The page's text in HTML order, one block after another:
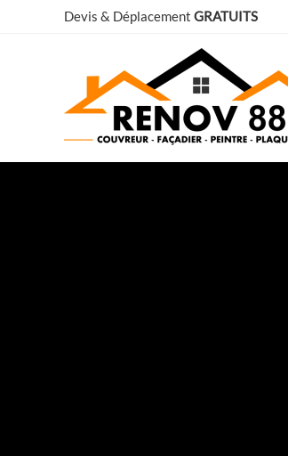
Devis & Déplacement GRATUITS